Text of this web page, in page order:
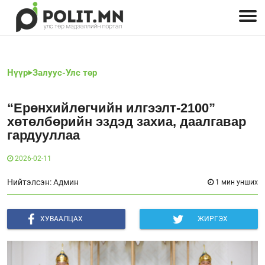
Нүүр Залуус-Улс төр
“Ерөнхийлөгчийн илгээлт-2100”
хөтөлбөрийн эздэд захиа, даалгавар
гардууллаа
2026-02-11
Нийтэлсэн: Админ 1 мин унших
ХУВААЛЦАХ ЖИРГЭХ